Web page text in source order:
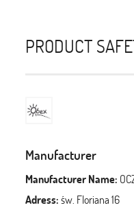
PRODUCT
Manufacturer
Manufacturer Name:
Adress:św. Floriana 16